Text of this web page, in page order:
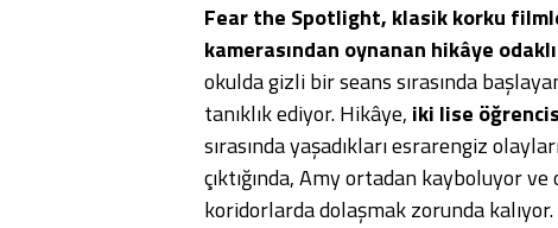
Fear the Spotlight, klasik korku
kamerasından oynanan hikâye
okulda gizli bir seans sırasında
tanıklık ediyor. Hikâye, iki lise
sırasında yaşadıkları esrarengiz
çıktığında, Amy ortadan kayboluyor
koridorlarda dolaşmak zorunda kalıyor.